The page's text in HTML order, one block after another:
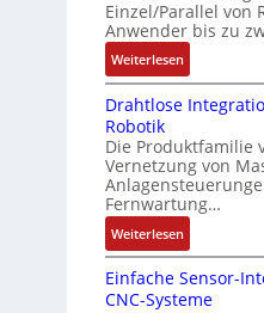
e
l
f
ü
r
i
e
A
n
w
e
n
d
5
G
a
u
f
e
n
R
a
s
p
b
e
e
r
n
g
e
s
t
ä
t
i
g
t
c
h
s
e
m
e
n
t
e
m
i
t
r
a
g
s
i
n
g
a
n
i
Einzel/Parallel von
Anwender bis zu
Weiterlesen:
M
a
k
t
s
t
a
r
t
f
Drahtlose
Robotik
Die Produktfamilie
Vernetzung von
Fernwartung…
Weiterlesen:
D
r
a
Einfache Sensor-
CNC-Systeme